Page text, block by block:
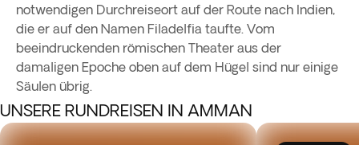
notwendigen Durchreiseort auf der Route nach Indien,
die er auf den Namen Filadelfia taufte. Vom
beeindruckenden römischen Theater aus der
damaligen Epoche oben auf dem Hügel sind nur einige
Säulen übrig.
UNSERE RUNDREISEN IN AMMAN